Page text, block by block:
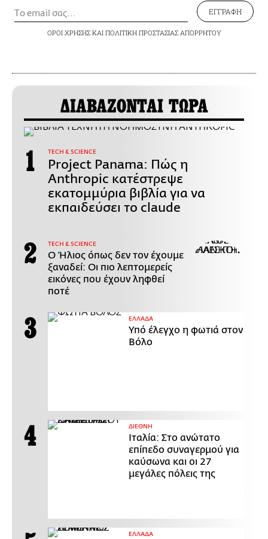
ΕΓΓΡΑΦΗ
ΟΡΟΙ ΧΡΗΣΗΣΚΑΙ ΠΟΛΙΤΙΚΗ ΠΡΟΣΤΑΣΙΑΣ ΑΠΟΡΡΗΤΟΥ
ΔΙΑΒΑΖΟΝΤΑΙ ΤΩΡΑ
ΤECH & SCIENCE
Project Panama: Πώς η
Anthropic κατέστρεψε
εκατομμύρια βιβλία για να
εκπαιδεύσει το claude
ΤECH & SCIENCE
Ο Ήλιος όπως δεν τον έχουμε
ξαναδεί: Οι πιο λεπτομερείς
εικόνες που έχουν ληφθεί
ποτέ
ΕΛΛΑΔΑ
Υπό έλεγχο η φωτιά στον
Βόλο
ΔΙΕΘΝΗ
Ιταλία: Στο ανώτατο
επίπεδο συναγερμού για
καύσωνα και οι 27
μεγάλες πόλεις της
ΕΛΛΑΔΑ